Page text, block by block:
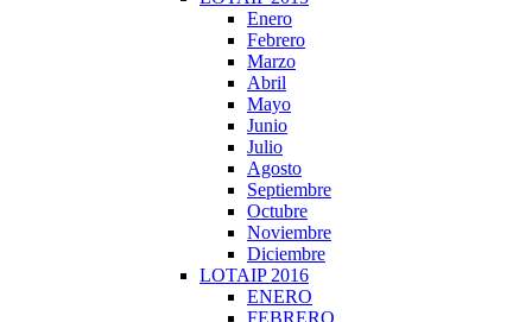
Enero
Febrero
Marzo
Abril
Mayo
Junio
Julio
Agosto
Septiembre
Octubre
Noviembre
Diciembre
LOTAIP 2016
ENERO
FEBRERO